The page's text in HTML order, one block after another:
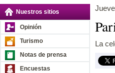
Nuestros sitios
Opinión
Turismo
Notas de prensa
Encuestas
La